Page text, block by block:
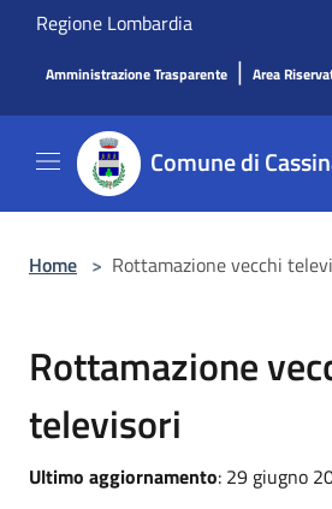
Salta al contenuto principale
Regione Lombardia
Amministrazione Trasparente | Area
Comune di
Home > Rottamazione vecchi
Rottamazione
televisori
Ultimo aggiornamento: 29 giugno